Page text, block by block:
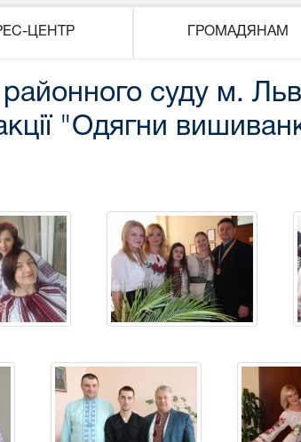
ЦЕНТР ГРОМАДЯНАМ
районного суду м.
"Одягни